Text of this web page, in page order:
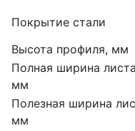
Покрытие стали
Высота профиля, мм
Полная ширина
мм
Полезная ширина
мм